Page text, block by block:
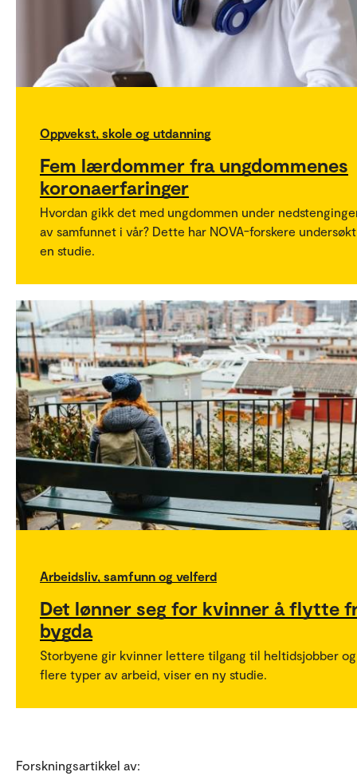
Oppvekst, skole og utdanning
Fem lærdommer fra ungdommenes
koronaerfaringer
Hvordan gikk det med ungdommen under
av samfunnet i vår? Dette har NOVA-forskere
en studie.
Arbeidsliv, samfunn og velferd
Det lønner seg for kvinner å flytte
bygda
Storbyene gir kvinner lettere tilgang til heltidsjobber og
flere typer av arbeid, viser en ny studie.
Forskningsartikkel av: